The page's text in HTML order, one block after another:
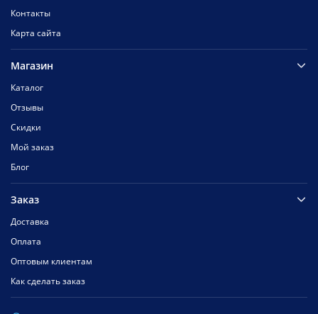
Контакты
Карта сайта
Магазин
Каталог
Отзывы
Скидки
Мой заказ
Блог
Заказ
Доставка
Оплата
Оптовым клиентам
Как сделать заказ